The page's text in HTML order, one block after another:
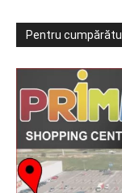
Pentru